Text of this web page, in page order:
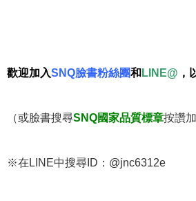
歡迎加入SNQ臉書粉絲團和 LINE@ ，
（或臉書搜尋SNQ國家品質標章按讚加
※在 LINE中搜尋 ID ： @jnc6312e